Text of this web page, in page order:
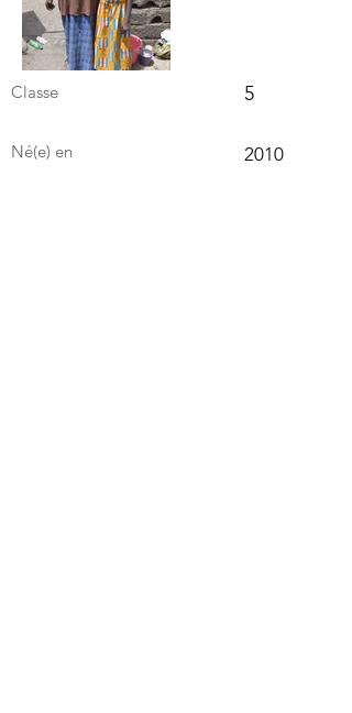
Classe 5
Né(e) en 2010